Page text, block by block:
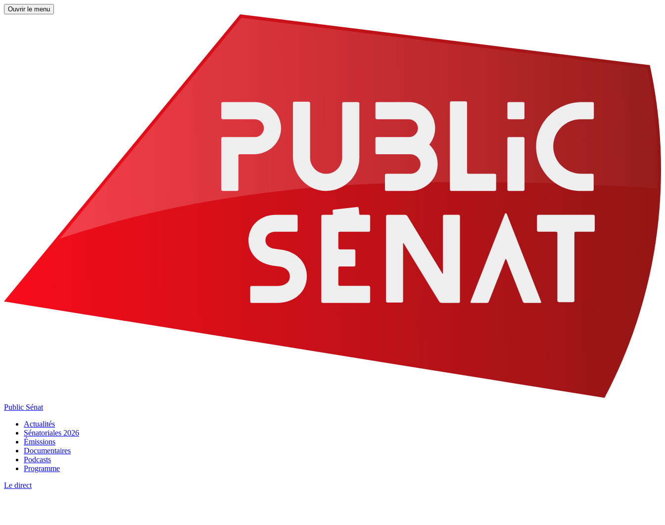
Ouvrir le menu
Public Sénat
Actualités
Sénatoriales 2026
Émissions
Documentaires
Podcasts
Programme
Le direct